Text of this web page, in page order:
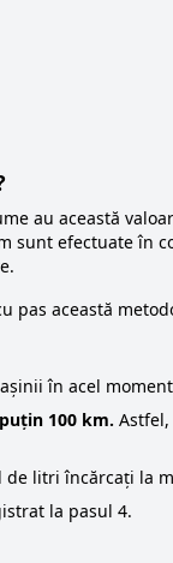
au această
sunt efectuate în
pas această
în acel
100 km.
litri încărcați la
la pasul 4.